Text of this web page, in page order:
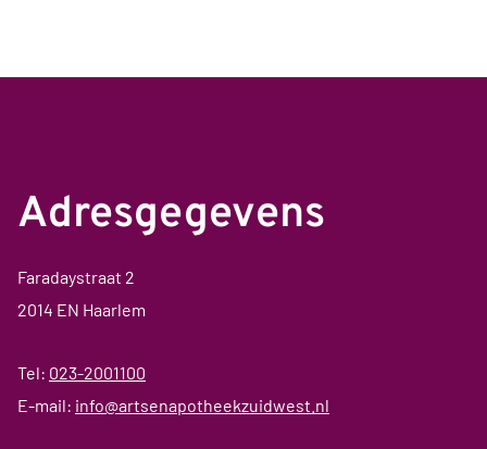
Adresgegevens
Faradaystraat 2
2014 EN Haarlem
Tel: 023-2001100
E-mail: info@artsenapotheekzuidwest.nl